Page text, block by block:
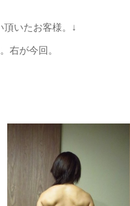
頂いたお客様。↓
右が今回。